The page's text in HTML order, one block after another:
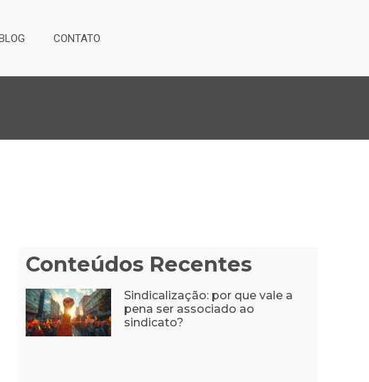
CONTATO
Conteúdos Recentes
Sindicalização: por que vale a
pena ser associado ao
sindicato?